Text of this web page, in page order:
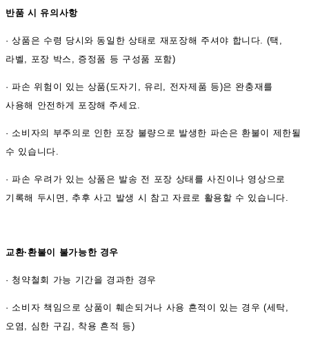
반품 시 유의사항
·상품은 수령 당시와 동일한 상태로 재포장해 주셔야 합니다. (택,
라벨, 포장 박스, 증정품 등 구성품 포함)
·파손 위험이 있는 상품(도자기, 유리, 전자제품 등)은 완충재를
사용해 안전하게 포장해 주세요.
· 소비자의 부주의로 인한 포장 불량으로 발생한 파손은 환불이 제한될
수 있습니다.
·파손 우려가 있는 상품은 발송 전 포장 상태를 사진이나 영상으로
기록해 두시면, 추후 사고 발생 시 참고 자료로 활용할 수 있습니다.
교환·환불이 불가능한 경우
· 청약철회 가능 기간을 경과한 경우
· 소비자 책임으로 상품이 훼손되거나 사용 흔적이 있는 경우 (세탁,
오염, 심한 구김, 착용 흔적 등)